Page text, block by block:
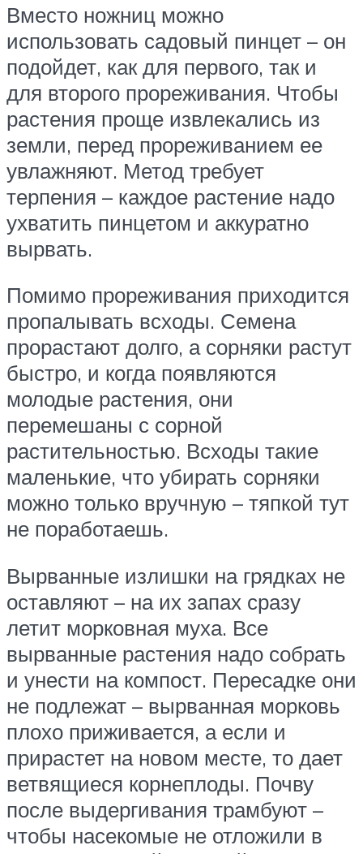
Вместо ножниц можно
использовать садовый пинцет – он
подойдет, как для первого, так и
для второго прореживания. Чтобы
растения проще извлекались из
земли, перед прореживанием ее
увлажняют. Метод требует
терпения – каждое растение надо
ухватить пинцетом и аккуратно
вырвать.
Помимо прореживания приходится
пропалывать всходы. Семена
прорастают долго, а сорняки растут
быстро, и когда появляются
молодые растения, они
перемешаны с сорной
растительностью. Всходы такие
маленькие, что убирать сорняки
можно только вручную – тяпкой тут
не поработаешь.
Вырванные излишки на грядках не
оставляют – на их запах сразу
летит морковная муха. Все
вырванные растения надо собрать
и унести на компост. Пересадке они
не подлежат – вырванная морковь
плохо приживается, а если и
прирастет на новом месте, то дает
ветвящиеся корнеплоды. Почву
после выдергивания трамбуют –
чтобы насекомые не отложили в